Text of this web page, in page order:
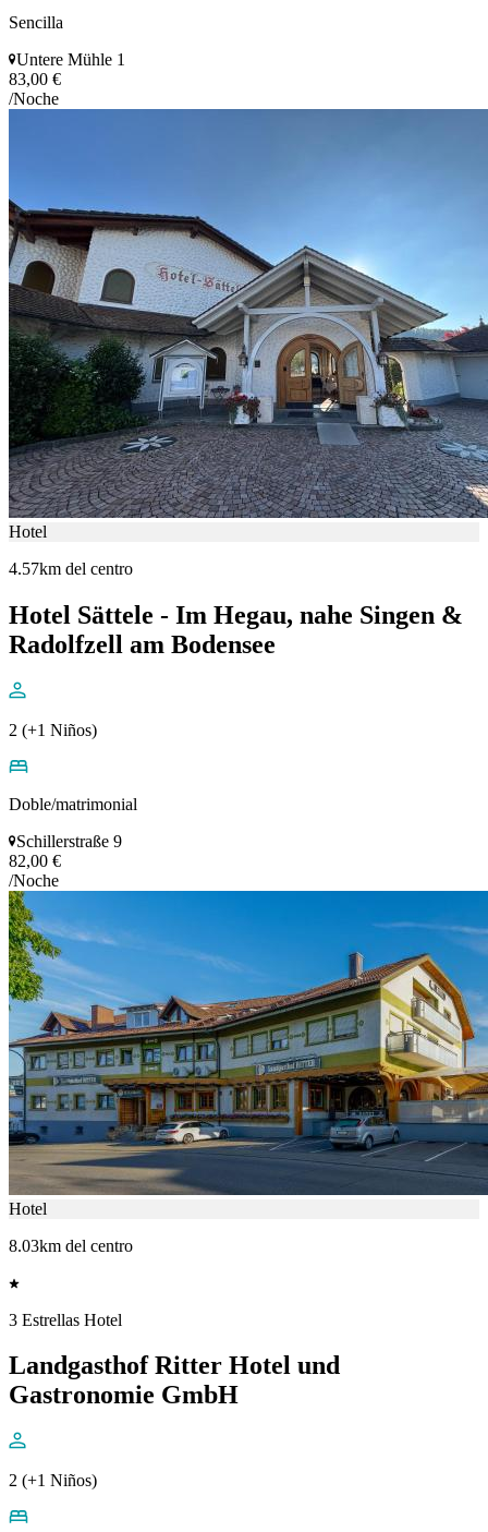
Sencilla
Untere Mühle 1
83,00 €
/Noche
Hotel
4.57km del centro
Hotel Sättele - Im Hegau, nahe Singen &
Radolfzell am Bodensee
2 (+1 Niños)
Doble/matrimonial
Schillerstraße 9
82,00 €
/Noche
Hotel
8.03km del centro
3 Estrellas Hotel
Landgasthof Ritter Hotel und
Gastronomie GmbH
2 (+1 Niños)